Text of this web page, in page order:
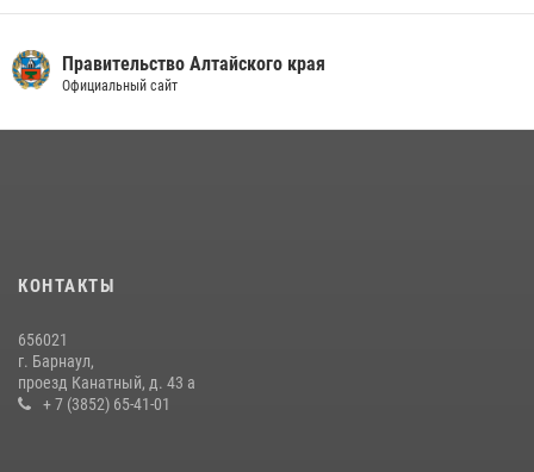
Правительство Алтайского края
Официальный сайт
КОНТАКТЫ
656021
г. Барнаул,
проезд Канатный, д. 43 а
+ 7 (3852) 65-41-01